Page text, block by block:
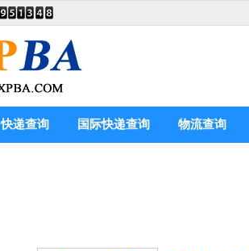
快递查询 国际快递查询 物流查询